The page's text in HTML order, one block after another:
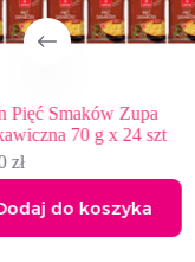
Vifon Smak
błyskawiczna 70 g
wynosiła:
2,74 zł.
wynosi:
2,59 zł.
Dodaj do